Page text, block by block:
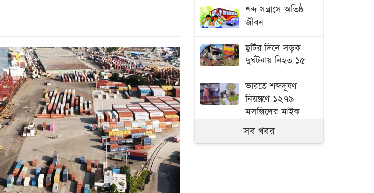
শব্দ সন্ত্রাসে অতিষ্ঠ
জীবন
ছুটির দিনে সড়ক
দুর্ঘটনায় নিহত ১৫
ভারতে শব্দদূষণ
নিয়ন্ত্রণে ১২৭৯
মসজিদের মাইক
অপসারণ
সব খবর